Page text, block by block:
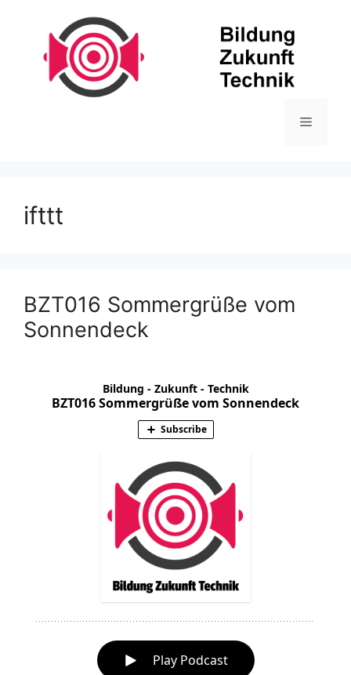
Menü
ifttt
BZT016 Sommergrüße vom
Sonnendeck